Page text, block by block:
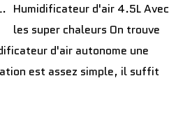
Humidificateur d'air 4.5L Avec
les super chaleurs On trouve
d'air autonome une
est assez simple, il suffit